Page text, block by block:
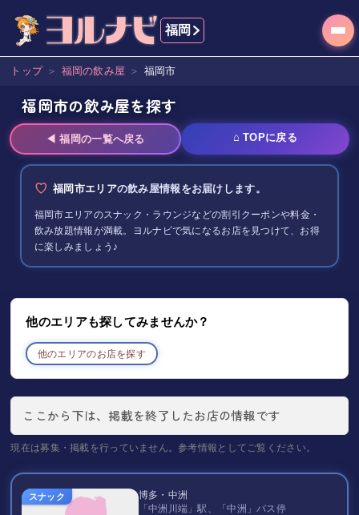
福岡
トップ ＞ 福岡の飲み屋 ＞ 福岡市
福岡市の飲み屋を探す
◀福岡の一覧へ戻る ⌂ TOPに戻る
福岡市エリアの飲み屋情報をお届けします。
福岡市エリアのスナック・ラウンジなどの割引クーポンや料金・
飲み放題情報が満載。ヨルナビで気になるお店を見つけて、お得
に楽しみましょう♪
他のエリアも探してみませんか？
他のエリアのお店を探す
ここから下は、掲載を終了したお店の情報です
現在は募集・掲載を行っていません。参考情報としてご覧ください。
スナック
博多・中洲
「中洲川端」駅、「中洲」バス停